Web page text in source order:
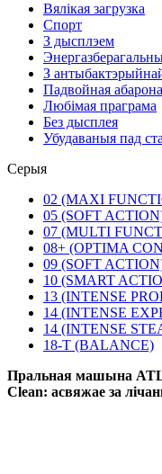
Вялікая загрузка
Спорт
З дысплэем
З
Падвойная
Любімая праграма
Без дысплея
Убудаваныя пад
Серыя
02 (MAXI
05 (SOFT
07 (MULTI
08+ (OPTIMA
09 (SOFT
10 (SMART
13 (INTENSE
14 (INTENSE
14 (INTENSE
18-T (BALANCE)
Пральная машына
Clean: асвяжае за